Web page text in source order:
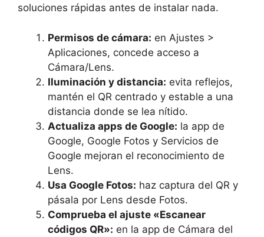
soluciones rápidas antes de instalar nada.
Permisos de cámara: en Ajustes >
Aplicaciones, concede acceso a
Cámara/Lens.
Iluminación y distancia: evita reflejos,
mantén el QR centrado y estable a una
distancia donde se lea nítido.
Actualiza apps de Google: la app de
Google, Google Fotos y Servicios de
Google mejoran el reconocimiento de
Lens.
Usa Google Fotos: haz captura del QR y
pásala por Lens desde Fotos.
Comprueba el ajuste «Escanear
códigos QR»: en la app de Cámara del